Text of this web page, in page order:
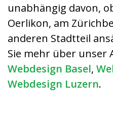
unabhängig davon,
Oerlikon, am
anderen Stadtteil
Sie mehr über unser
Webdesign Basel,
Webdesign Luzern.